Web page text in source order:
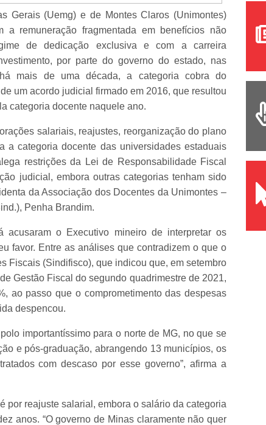
Gerais (Uemg) e de Montes Claros (Unimontes)
a remuneração fragmentada em benefícios não
de dedicação exclusiva e com a carreira
por parte do governo do estado, nas
mais de uma década, a categoria cobra do
um acordo judicial firmado em 2016, que resultou
categoria docente naquele ano.
salariais, reajustes, reorganização do plano
a categoria docente das universidades estaduais
restrições da Lei de Responsabilidade Fiscal
judicial, embora outras categorias tenham sido
da Associação dos Docentes da Unimontes –
Penha Brandim.
o Executivo mineiro de interpretar os
favor. Entre as análises que contradizem o que o
Fiscais (Sindifisco), que indicou que, em setembro
Gestão Fiscal do segundo quadrimestre de 2021,
ao passo que o comprometimento das despesas
despencou.
importantíssimo para o norte de MG, no que se
e pós-graduação, abrangendo 13 municípios, os
com descaso por esse governo”, afirma a
por reajuste salarial, embora o salário da categoria
anos. “O governo de Minas claramente não quer